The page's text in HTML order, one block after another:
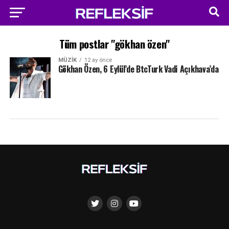
Tüm postlar "gökhan özen"
MÜZIK 12 ay önce
Gökhan Özen, 6 Eylül’de BtcTurk Vadi Açıkhava’da